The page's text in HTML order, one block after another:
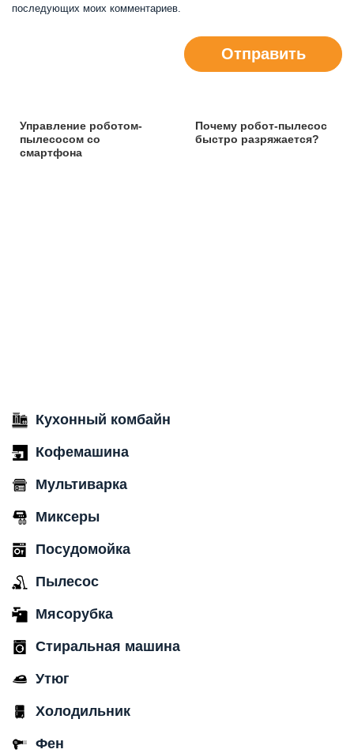
последующих моих комментариев.
Отправить
Управление роботом-
пылесосом со
смартфона
Почему робот-пылесос
быстро разряжается?
Кухонный комбайн
Кофемашина
Мультиварка
Миксеры
Посудомойка
Пылесос
Мясорубка
Стиральная машина
Утюг
Холодильник
Фен